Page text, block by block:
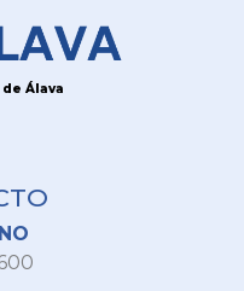
Álava